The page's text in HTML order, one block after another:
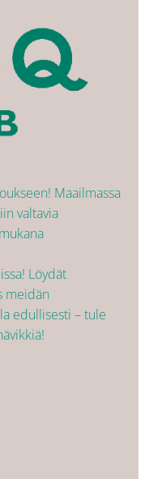
Maailmassa
valtavia
Löydät
meidän
edullisesti – tule